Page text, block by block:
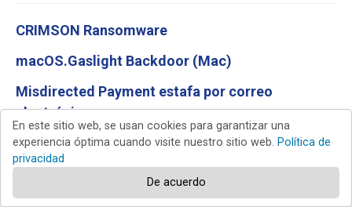
CRIMSON Ransomware
macOS.Gaslight Backdoor (Mac)
Misdirected Payment estafa por correo
electrónico
New Device Signed In To Your Account estafa por
correo electrónico
Trip.com Booking Confirmation Email Virus
En este sitio web, se usan cookies para garantizar una
experiencia óptima cuando visite nuestro sitio web. Política de
privacidad
De acuerdo